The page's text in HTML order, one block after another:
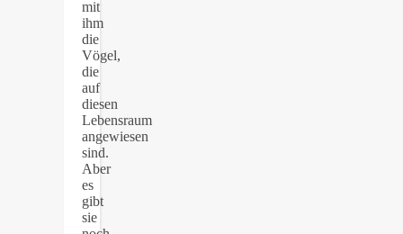
mit
ihm
die
Vögel,
die
auf
diesen
Lebensraum
angewiesen
sind.
Aber
es
gibt
sie